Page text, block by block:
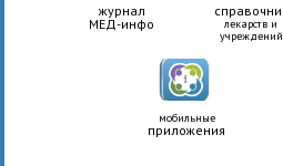
журнал
МЕД-инфо
лекарств и
учреждений
мобильные
приложения